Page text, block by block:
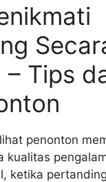
– Tips
penonton
kualitas
ketika